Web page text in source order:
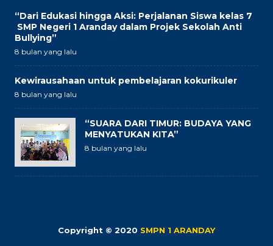
“Dari Edukasi hingga Aksi: Perjalanan Siswa kelas 7
SMP Negeri 1 Aranday dalam Projek Sekolah Anti
Bullying”
8 bulan yang lalu
Kewirausahaan untuk pembelajaran kokurikuler
8 bulan yang lalu
“SUARA DARI TIMUR: BUDAYA YANG
MENYATUKAN KITA”
8 bulan yang lalu
Copyright © 2020 SMPN 1 ARANDAY